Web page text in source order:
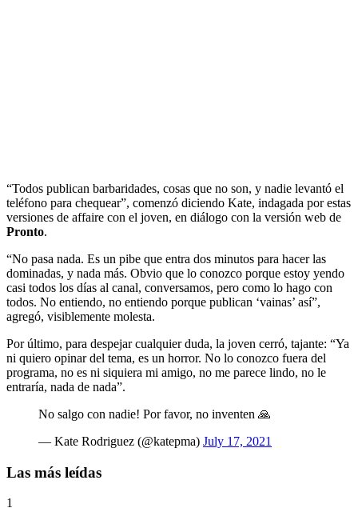
“Todos publican barbaridades, cosas que no son, y nadie levantó el
teléfono para chequear”, comenzó diciendo Kate, indagada por estas
versiones de affaire con el joven, en diálogo con la versión web de
Pronto.
“No pasa nada. Es un pibe que entra dos minutos para hacer las
dominadas, y nada más. Obvio que lo conozco porque estoy yendo
casi todos los días al canal, conversamos, pero como lo hago con
todos. No entiendo, no entiendo porque publican ‘vainas’ así”,
agregó, visiblemente molesta.
Por último, para despejar cualquier duda, la joven cerró, tajante: “Ya
ni quiero opinar del tema, es un horror. No lo conozco fuera del
programa, no es ni siquiera mi amigo, no me parece lindo, no le
entraría, nada de nada”.
No salgo con nadie! Por favor, no inventen 🙏
— Kate Rodriguez (@katepma) July 17, 2021
Las más leídas
1